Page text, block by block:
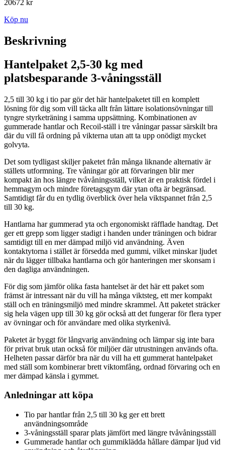
20672 kr
Köp nu
Beskrivning
Hantelpaket 2,5-30 kg med
platsbesparande 3-våningsställ
2,5 till 30 kg i tio par gör det här hantelpaketet till en komplett
lösning för dig som vill täcka allt från lättare isolationsövningar till
tyngre styrketräning i samma uppsättning. Kombinationen av
gummerade hantlar och Recoil-ställ i tre våningar passar särskilt bra
där du vill få ordning på vikterna utan att ta upp onödigt mycket
golvyta.
Det som tydligast skiljer paketet från många liknande alternativ är
ställets utformning. Tre våningar gör att förvaringen blir mer
kompakt än hos längre tvåvåningsställ, vilket är en praktisk fördel i
hemmagym och mindre företagsgym där ytan ofta är begränsad.
Samtidigt får du en tydlig överblick över hela viktspannet från 2,5
till 30 kg.
Hantlarna har gummerad yta och ergonomiskt räfflade handtag. Det
ger ett grepp som ligger stadigt i handen under träningen och bidrar
samtidigt till en mer dämpad miljö vid användning. Även
kontaktytorna i stället är försedda med gummi, vilket minskar ljudet
när du lägger tillbaka hantlarna och gör hanteringen mer skonsam i
den dagliga användningen.
För dig som jämför olika fasta hantelset är det här ett paket som
främst är intressant när du vill ha många viktsteg, ett mer kompakt
ställ och en träningsmiljö med mindre skrammel. Att paketet sträcker
sig hela vägen upp till 30 kg gör också att det fungerar för flera typer
av övningar och för användare med olika styrkenivå.
Paketet är byggt för långvarig användning och lämpar sig inte bara
för privat bruk utan också för miljöer där utrustningen används ofta.
Helheten passar därför bra när du vill ha ett gummerat hantelpaket
med ställ som kombinerar brett viktomfång, ordnad förvaring och en
mer dämpad känsla i gymmet.
Anledningar att köpa
Tio par hantlar från 2,5 till 30 kg ger ett brett
användningsområde
3-våningsställ sparar plats jämfört med längre tvåvåningsställ
Gummerade hantlar och gummiklädda hållare dämpar ljud vid